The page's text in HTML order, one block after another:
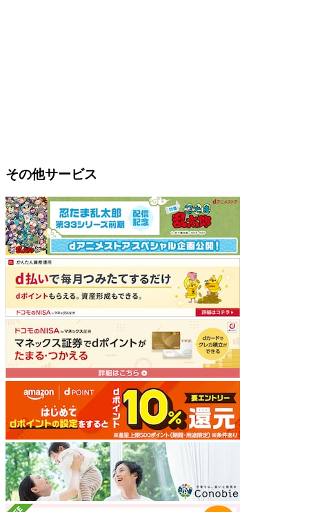
その他サービス